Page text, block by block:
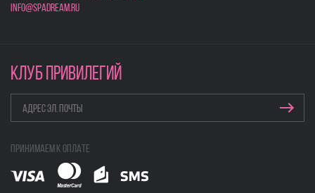
info@spadream.ru
КЛУБ ПРИВИЛЕГИЙ
Принимаем к оплате